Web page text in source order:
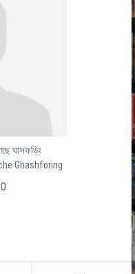
ঘাসফড়িং
Ghashforing